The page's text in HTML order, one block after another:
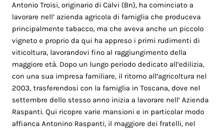
Antonio Troisi, originario di Calvi (Bn), ha cominciato a
lavorare nell’ azienda agricola di famiglia che produceva
principalmente tabacco, ma che aveva anche un piccolo
vigneto e proprio da qui ha appreso i primi rudimenti di
viticoltura, lavorandovi fino al raggiungimento della
maggiore età. Dopo un lungo periodo dedicato all’edilizia,
con una sua impresa familiare, il ritorno all’agricoltura nel
2003, trasferendosi con la famiglia in Toscana, dove nel
settembre dello stesso anno inizia a lavorare nell’ Azienda
Raspanti. Qui ricopre varie mansioni e in particolar modo
affianca Antonino Raspanti, il maggiore dei fratelli, nel